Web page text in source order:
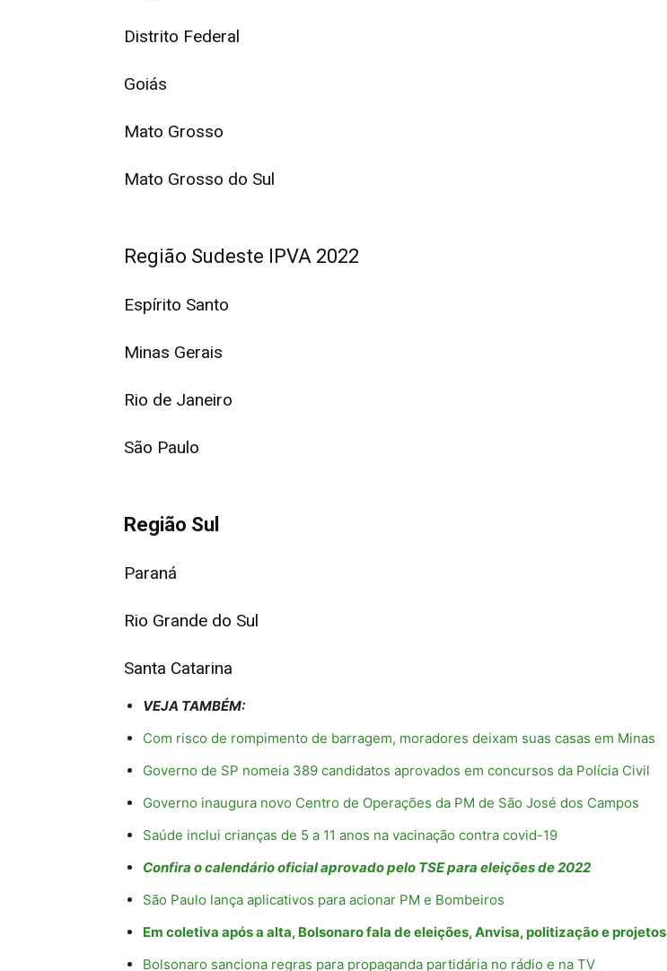
Distrito Federal
Goiás
Mato Grosso
Mato Grosso do Sul
Região Sudeste IPVA 2022
Espírito Santo
Minas Gerais
Rio de Janeiro
São Paulo
Região Sul
Paraná
Rio Grande do Sul
Santa Catarina
VEJA TAMBÉM:
Com risco de rompimento de barragem, moradores deixam suas casas em Minas
Governo de SP nomeia 389 candidatos aprovados em concursos da Polícia Civil
Governo inaugura novo Centro de Operações da PM de São José dos Campos
Saúde inclui crianças de 5 a 11 anos na vacinação contra covid-19
Confira o calendário oficial aprovado pelo TSE para eleições de 2022
São Paulo lança aplicativos para acionar PM e Bombeiros
Em coletiva após a alta, Bolsonaro fala de eleições, Anvisa, politização e projetos
Bolsonaro sanciona regras para propaganda partidária no rádio e na TV